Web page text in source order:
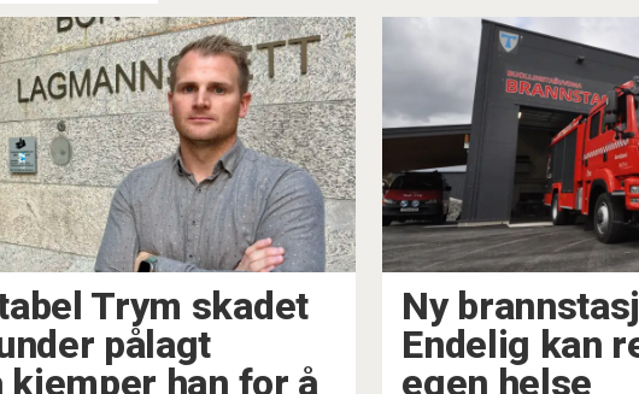
Trym skadet
pålagt
han for å
Ny
Endelig kan
egen helse